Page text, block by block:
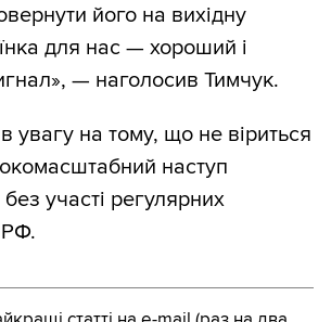
його на вихідну
для нас — хороший і
— наголосив Тимчук.
увагу на тому, що не віриться
наступ
участі регулярних
РФ.